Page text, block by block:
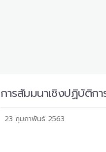
การสัมมนาเชิงปฏิบัติก
23 กุมภาพันธ์ 2563